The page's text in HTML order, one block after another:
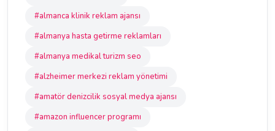
#almanca klinik reklam ajansı
#almanya hasta getirme reklamları
#almanya medikal turizm seo
#alzheimer merkezi reklam yönetimi
#amatör denizcilik sosyal medya ajansı
#amazon influencer programı